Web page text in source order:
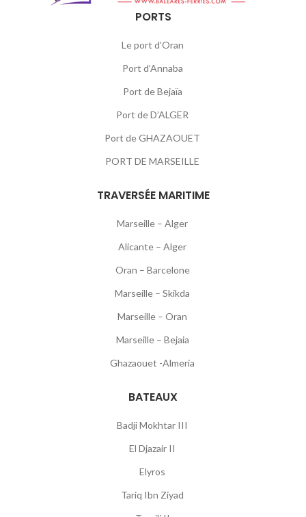
PORTS
Le port d’Oran
Port d’Annaba
Port de Bejaïa
Port de D’ALGER
Port de GHAZAOUET
PORT DE MARSEILLE
TRAVERSÉE MARITIME
Marseille – Alger
Alicante – Alger
Oran – Barcelone
Marseille – Skikda
Marseille – Oran
Marseille – Bejaia
Ghazaouet -Almeria
BATEAUX
Badji Mokhtar III
El Djazair II
Elyros
Tariq Ibn Ziyad